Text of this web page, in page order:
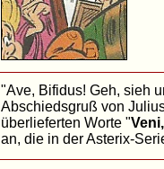
"Ave, Bifidus! Geh, sieh
Abschiedsgruß von
überlieferten Worte "
an, die in der Asterix-